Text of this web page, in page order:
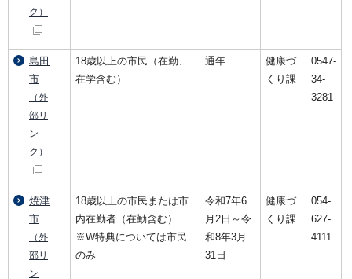
ク）
島田
市
（外
部リ
ン
ク）
18歳以上の市民（在勤、
在学含む）
通年
健康づ
くり課
0547-
34-
3281
焼津
市
（外
部リ
ン
18歳以上の市民または市
内在勤者（在勤含む）
※W特典については市民
のみ
令和7年6
月2日～令
和8年3月
31日
健康づ
くり課
054-
627-
4111